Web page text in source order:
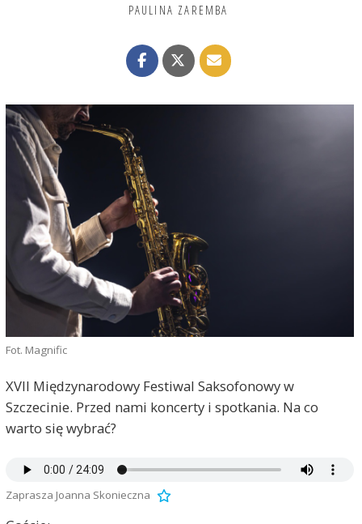
PAULINA ZAREMBA
Fot. Magnific
XVII Międzynarodowy Festiwal Saksofonowy w
Szczecinie. Przed nami koncerty i spotkania. Na co
warto się wybrać?
Zaprasza Joanna Skonieczna